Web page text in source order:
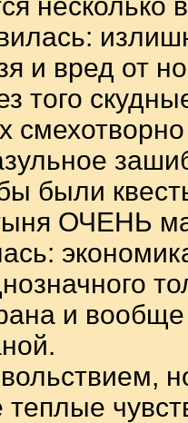
и вред от
того
были
ОЧЕНЬ
и вообще
теплые